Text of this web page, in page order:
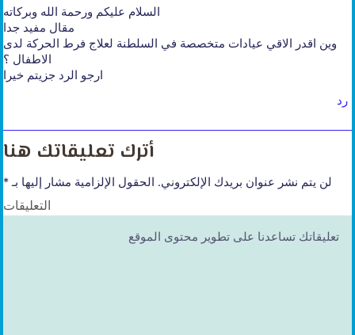
السلام عليكم ورحمة الله وبركاته
مقال مفيد جدا
وين اقدر الاقي عيادات متخصصة في السلطنة لعلاج فرط الحركة لدى
الاطفال ؟
ارجو الرد جزيتم خيرا
رد
أترك تعليقاتك هنا
لن يتم نشر عنوان بريدك الإلكتروني. الحقول الإلزامية مشار إليها بـ*
التعليقات